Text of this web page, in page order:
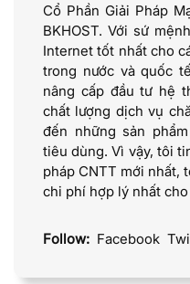
Cổ Phần Giải Pháp
BKHOST. Với sứ
Internet tốt nhất cho
trong nước và quốc
nâng cấp đầu tư hệ
chất lượng dịch vụ
đến những sản
tiêu dùng. Vì vậy, tôi
pháp CNTT mới nhất,
chi phí hợp lý nhất
Follow: Facebook